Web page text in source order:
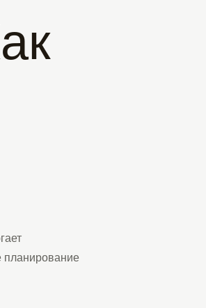
планирование